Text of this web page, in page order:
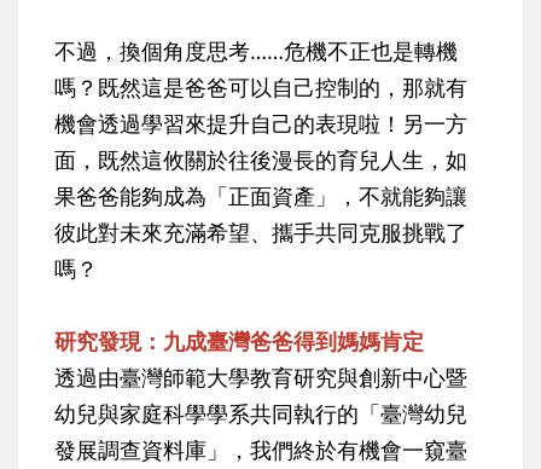
不過，換個角度思考……危機不正也是轉機
嗎？既然這是爸爸可以自己控制的，那就有
機會透過學習來提升自己的表現啦！另一方
面，既然這攸關於往後漫長的育兒人生，如
果爸爸能夠成為「正面資產」，不就能夠讓
彼此對未來充滿希望、攜手共同克服挑戰了
嗎？
研究發現：九成臺灣爸爸得到媽媽肯定
透過由臺灣師範大學教育研究與創新中心暨
幼兒與家庭科學學系共同執行的「臺灣幼兒
發展調查資料庫」，我們終於有機會一窺臺